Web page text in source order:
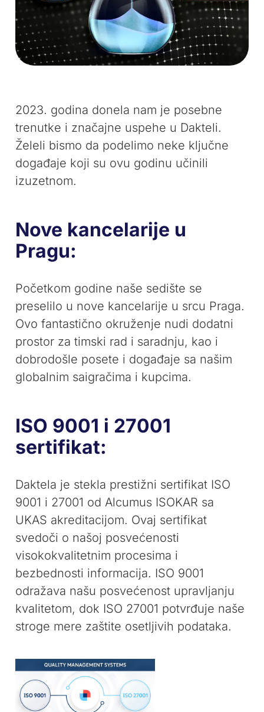
2023. godina donela nam je posebne
trenutke i značajne uspehe u Dakteli.
Želeli bismo da podelimo neke ključne
događaje koji su ovu godinu učinili
izuzetnom.
Nove kancelarije u
Pragu:
Početkom godine naše sedište se
preselilo u nove kancelarije u srcu Praga.
Ovo fantastično okruženje nudi dodatni
prostor za timski rad i saradnju, kao i
dobrodošle posete i događaje sa našim
globalnim saigračima i kupcima.
ISO 9001 i 27001
sertifikat:
Daktela je stekla prestižni sertifikat ISO
9001 i 27001 od Alcumus ISOKAR sa
UKAS akreditacijom. Ovaj sertifikat
svedoči o našoj posvećenosti
visokokvalitetnim procesima i
bezbednosti informacija. ISO 9001
odražava našu posvećenost upravljanju
kvalitetom, dok ISO 27001 potvrđuje naše
stroge mere zaštite osetljivih podataka.